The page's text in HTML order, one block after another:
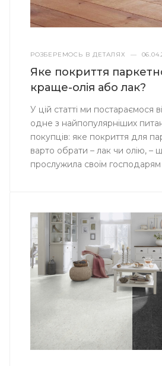
РОЗБЕРЕМОСЬ В ДЕТАЛЯХ —
Яке покриття
краще-олія або лак?
У цій статті ми постараємося
одне з найпопулярніших
покупців: яке покриття для
варто обрати – лак чи олію, –
прослужила своїм